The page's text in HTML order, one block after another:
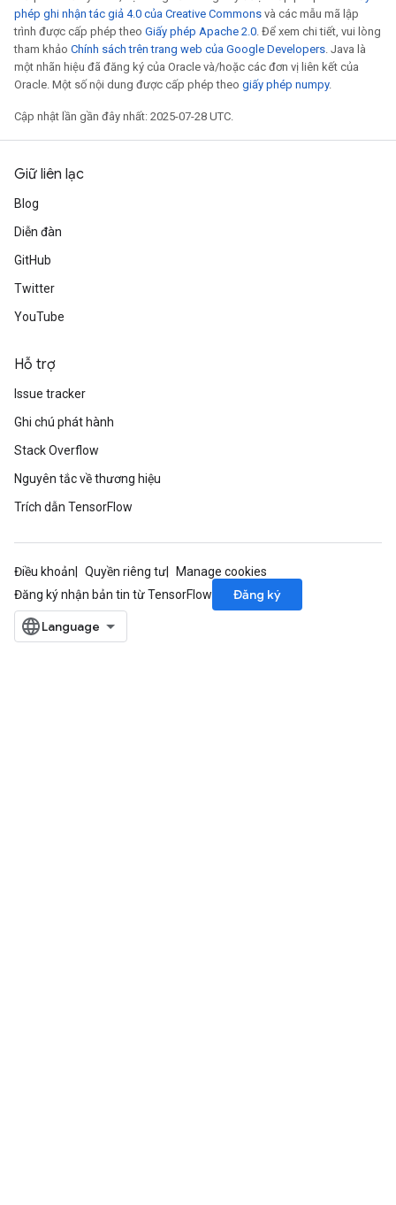
phép ghi nhận tác giả 4.0 của Creative Commons và các mẫu mã lập
trình được cấp phép theo Giấy phép Apache 2.0. Để xem chi tiết, vui lòng
tham khảo Chính sách trên trang web của Google Developers. Java là
một nhãn hiệu đã đăng ký của Oracle và/hoặc các đơn vị liên kết của
Oracle. Một số nội dung được cấp phép theo giấy phép numpy.
Cập nhật lần gần đây nhất: 2025-07-28 UTC.
Giữ liên lạc
Blog
Diễn đàn
GitHub
Twitter
YouTube
Hỗ trợ
Issue tracker
Ghi chú phát hành
Stack Overflow
Nguyên tắc về thương hiệu
Trích dẫn TensorFlow
Điều khoản Quyền riêng tư
Manage cookies
Đăng ký nhận bản tin từ TensorFlow
Đăng ký